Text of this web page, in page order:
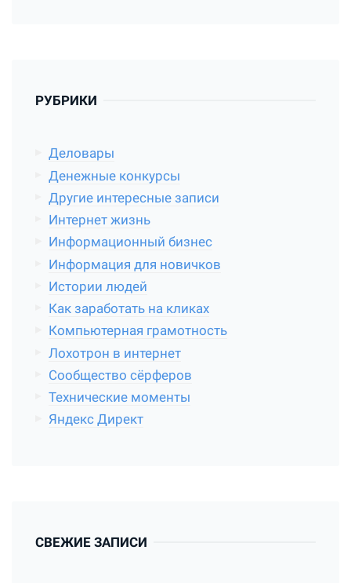
РУБРИКИ
Деловары
Денежные конкурсы
Другие интересные записи
Интернет жизнь
Информационный бизнес
Информация для новичков
Истории людей
Как заработать на кликах
Компьютерная грамотность
Лохотрон в интернет
Сообщество сёрферов
Технические моменты
Яндекс Директ
СВЕЖИЕ ЗАПИСИ